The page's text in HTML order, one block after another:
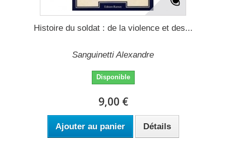
Histoire du soldat : de la violence et des...
Sanguinetti Alexandre
Disponible
9,00 €
Ajouter au panier Détails